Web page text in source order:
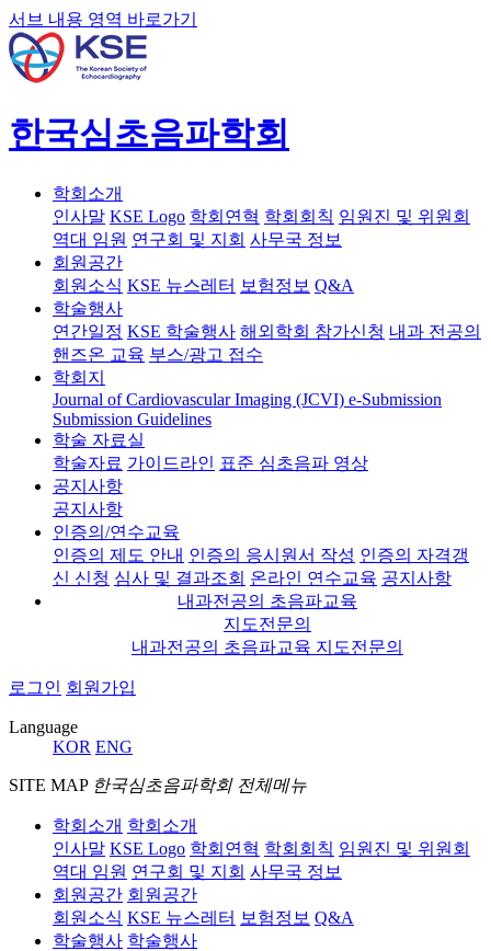
서브 내용 영역 바로가기
한국심초음파학회
학회소개
인사말 KSE Logo 학회연혁 학회회칙 임원진 및 위원회
역대 임원 연구회 및 지회 사무국 정보
회원공간
회원소식 KSE 뉴스레터 보험정보 Q&A
학술행사
연간일정 KSE 학술행사 해외학회 참가신청 내과 전공의
핸즈온 교육 부스/광고 접수
학회지
Journal of Cardiovascular Imaging (JCVI) e-Submission
Submission Guidelines
학술 자료실
학술자료 가이드라인 표준 심초음파 영상
공지사항
공지사항
인증의/연수교육
인증의 제도 안내 인증의 응시원서 작성 인증의 자격갱
신 신청 심사 및 결과조회 온라인 연수교육 공지사항
내과전공의 초음파교육
지도전문의
내과전공의 초음파교육 지도전문의
로그인 회원가입
Language
KOR ENG
SITE MAP 한국심초음파학회 전체메뉴
학회소개 학회소개
인사말 KSE Logo 학회연혁 학회회칙 임원진 및 위원회
역대 임원 연구회 및 지회 사무국 정보
회원공간 회원공간
회원소식 KSE 뉴스레터 보험정보 Q&A
학술행사 학술행사